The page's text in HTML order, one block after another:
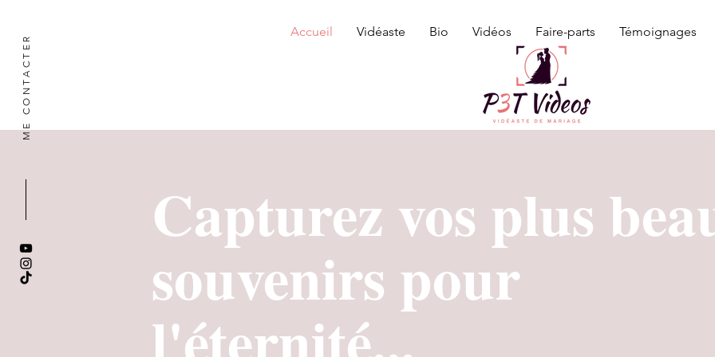
ME CONTACTER
Accueil Vidéaste Bio Vidéos Faire-parts Témoignages
Capturez vos plus
souvenirs pour